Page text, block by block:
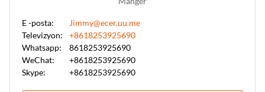
E -posta:
Jimmy@ecer.uu.me
Televizyon:
+8618253925690
Whatsapp:
8618253925690
WeChat:
+8618253925690
Skype:
+8618253925690